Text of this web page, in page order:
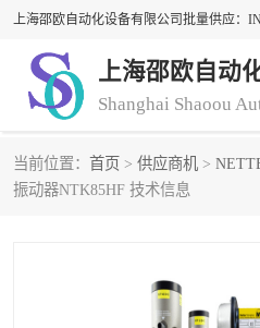
上海邵欧自动
当前位置： 首页 > 供应商机 >
振动器NTK85HF 技术信息
warner离合器